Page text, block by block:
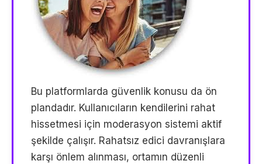
Bu platformlarda güvenlik konusu da ön
plandadır. Kullanıcıların kendilerini rahat
hissetmesi için moderasyon sistemi aktif
şekilde çalışır. Rahatsız edici davranışlara
karşı önlem alınması, ortamın düzenli